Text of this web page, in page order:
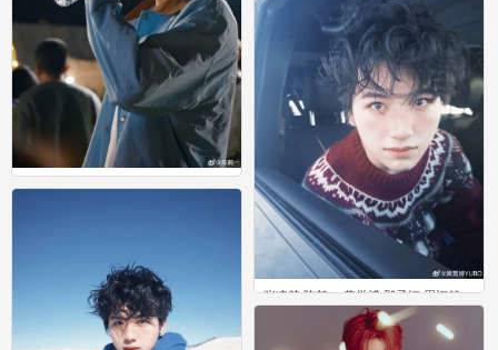
张凌赫 陈鹤一 黄誉博 邵子恒 周翊然
张凌赫 陈鹤一 黄誉博 邵子恒 周翊然